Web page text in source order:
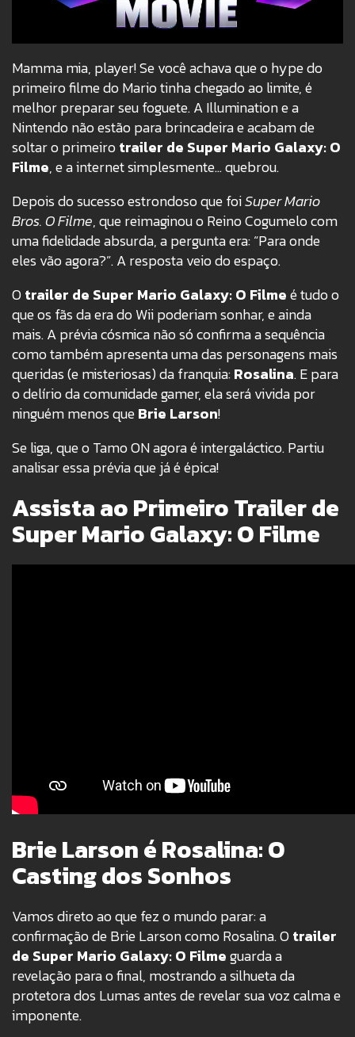
Mamma mia, player! Se você achava que o hype do
primeiro filme do Mario tinha chegado ao limite, é
melhor preparar seu foguete. A Illumination e a
Nintendo não estão para brincadeira e acabam de
soltar o primeirotrailer de Super Mario Galaxy: O
Filme, e a internet simplesmente… quebrou.
Depois do sucesso estrondoso que foiSuper Mario
Bros. O Filme, que reimaginou o Reino Cogumelo com
uma fidelidade absurda, a pergunta era: “Para onde
eles vão agora?”. A resposta veio do espaço.
O trailer de Super Mario Galaxy: O Filmeé tudo o
que os fãs da era do Wii poderiam sonhar, e ainda
mais. A prévia cósmica não só confirma a sequência
como também apresenta uma das personagens mais
queridas (e misteriosas) da franquia:Rosalina. E para
o delírio da comunidade gamer, ela será vivida por
ninguém menos queBrie Larson!
Se liga, que o Tamo ON agora é intergaláctico. Partiu
analisar essa prévia que já é épica!
Assista ao Primeiro Trailer de
Super Mario Galaxy: O Filme
Brie Larson é Rosalina: O
Casting dos Sonhos
Vamos direto ao que fez o mundo parar: a
confirmação de Brie Larson como Rosalina. O trailer
de Super Mario Galaxy: O Filmeguarda a
revelação para o final, mostrando a silhueta da
protetora dos Lumas antes de revelar sua voz calma e
imponente.